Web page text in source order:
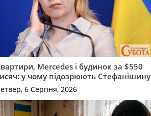
Mercedes і будинок за $550
у чому підозрюють Стефанішину
6 Серпня, 2026